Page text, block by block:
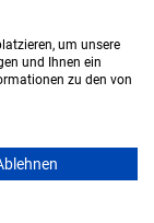
um unsere
und Ihnen ein
zu den von